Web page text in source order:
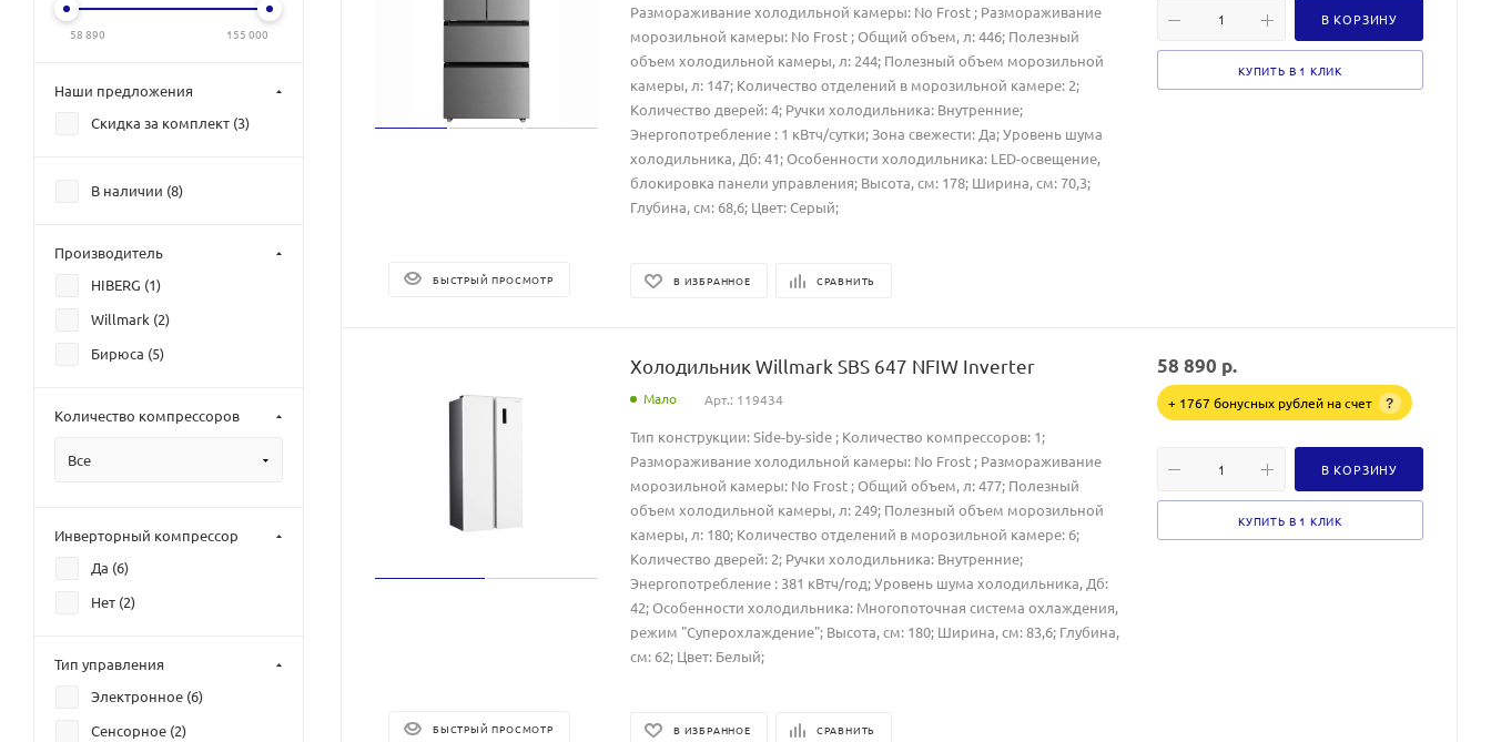
БЫСТРЫЙ ПРОСМОТР
Размораживание холодильной камеры: No Frost ; Размораживание
морозильной камеры: No Frost ; Общий объем, л: 446; Полезный
объем холодильной камеры, л: 244; Полезный объем морозильной
камеры, л: 147; Количество отделений в морозильной камере: 2;
Количество дверей: 4; Ручки холодильника: Внутренние;
Энергопотребление : 1 кВтч/сутки; Зона свежести: Да; Уровень шума
холодильника, Дб: 41; Особенности холодильника: LED-освещение,
блокировка панели управления; Высота, см: 178; Ширина, см: 70,3;
Глубина, см: 68,6; Цвет: Серый;
В ИЗБРАННОЕ СРАВНИТЬ
В КОРЗИНУ
КУПИТЬ В 1 КЛИК
БЫСТРЫЙ ПРОСМОТР
Холодильник Willmark SBS 647 NFIW Inverter
Мало Арт.: 119434
Тип конструкции: Side-by-side ; Количество компрессоров: 1;
Размораживание холодильной камеры: No Frost ; Размораживание
морозильной камеры: No Frost ; Общий объем, л: 477; Полезный
объем холодильной камеры, л: 249; Полезный объем морозильной
камеры, л: 180; Количество отделений в морозильной камере: 6;
Количество дверей: 2; Ручки холодильника: Внутренние;
Энергопотребление : 381 кВтч/год; Уровень шума холодильника, Дб:
42; Особенности холодильника: Многопоточная система охлаждения,
режим "Суперохлаждение"; Высота, см: 180; Ширина, см: 83,6; Глубина,
см: 62; Цвет: Белый;
В ИЗБРАННОЕ СРАВНИТЬ
58 890 р.
+ 1767 бонусных рублей на счет ?
В КОРЗИНУ
КУПИТЬ В 1 КЛИК
58 890 155 000
Наши предложения
Скидка за комплект (3)
В наличии (8)
Производитель
HIBERG (1)
Willmark (2)
Бирюса (5)
Количество компрессоров
Все
Инверторный компрессор
Да (6)
Нет (2)
Тип управления
Электронное (6)
Сенсорное (2)